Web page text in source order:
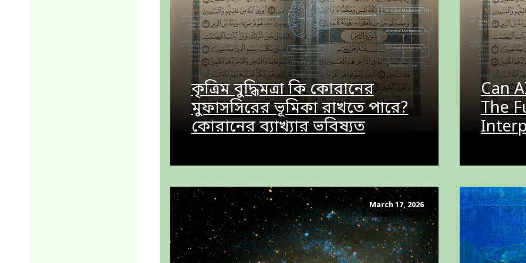
কৃত্রিম বুদ্ধিমত্রা কি কোরানের
মুফাসসিরের ভূমিকা রাখতে পারে?
কোরানের ব্যাখ্যার ভবিষ্যত
Can
The
March 17, 2026